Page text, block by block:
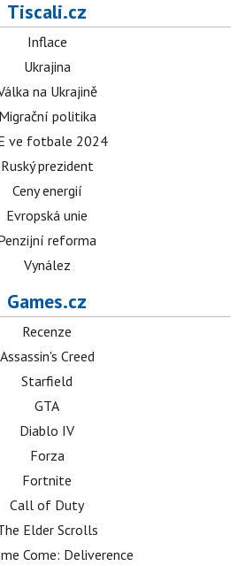
Tiscali.cz
Inflace
Ukrajina
na Ukrajině
Migrační politika
ve fotbale 2024
Ruský prezident
Ceny energií
Evropská unie
reforma
Vynález
Games.cz
Recenze
Assassin's Creed
Starfield
GTA
Diablo IV
Forza
Fortnite
Call of Duty
Elder Scrolls
Come: Deliverence